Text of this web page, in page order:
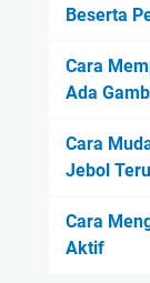
Beserta
Cara
Ada
Cara
Jebol
Cara
Aktif